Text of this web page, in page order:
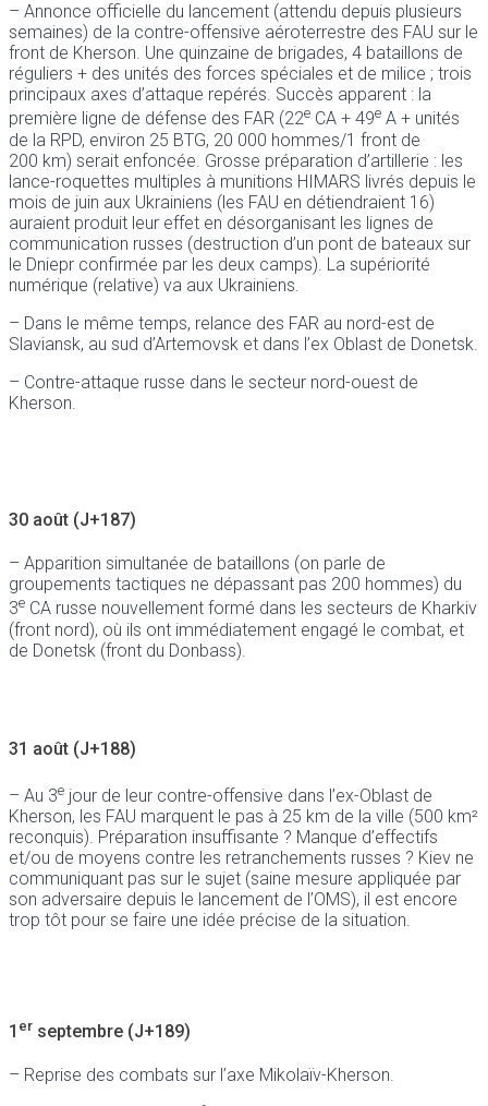
– Annonce officielle du lancement (attendu depuis plusieurs
semaines) de la contre-offensive aéroterrestre des FAU sur le
front de Kherson. Une quinzaine de brigades, 4 bataillons de
réguliers + des unités des forces spéciales et de milice ; trois
principaux axes d’attaque repérés. Succès apparent : la
première ligne de défense des FAR (22e CA + 49e A + unités
de la RPD, environ 25 BTG, 20 000 hommes/1 front de
200 km) serait enfoncée. Grosse préparation d’artillerie : les
lance-roquettes multiples à munitions HIMARS livrés depuis le
mois de juin aux Ukrainiens (les FAU en détiendraient 16)
auraient produit leur effet en désorganisant les lignes de
communication russes (destruction d’un pont de bateaux sur
le Dniepr confirmée par les deux camps). La supériorité
numérique (relative) va aux Ukrainiens.
– Dans le même temps, relance des FAR au nord-est de
Slaviansk, au sud d’Artemovsk et dans l’ex Oblast de Donetsk.
– Contre-attaque russe dans le secteur nord-ouest de
Kherson.
30 août (J+187)
– Apparition simultanée de bataillons (on parle de
groupements tactiques ne dépassant pas 200 hommes) du
3e CA russe nouvellement formé dans les secteurs de Kharkiv
(front nord), où ils ont immédiatement engagé le combat, et
de Donetsk (front du Donbass).
31 août (J+188)
– Au 3e jour de leur contre-offensive dans l’ex-Oblast de
Kherson, les FAU marquent le pas à 25 km de la ville (500 km²
reconquis). Préparation insuffisante ? Manque d’effectifs
et/ou de moyens contre les retranchements russes ? Kiev ne
communiquant pas sur le sujet (saine mesure appliquée par
son adversaire depuis le lancement de l’OMS), il est encore
trop tôt pour se faire une idée précise de la situation.
1 er septembre (J+189)
– Reprise des combats sur l’axe Mikolaïv-Kherson.